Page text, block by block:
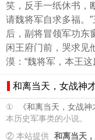
笑，反手一纸休书，
请魏将军自求多福。
后，副将冒领军功东
闲王府门前，哭求见
漠：“魏将军，本王
和离当天，女战神
① 《和离当天，女战神
本历史军事类的小说。
② 本站提供 和离当天